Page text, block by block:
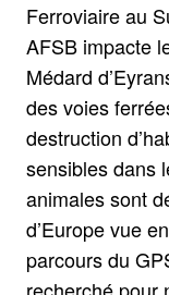
Ferroviaire au
AFSB impacte
Médard
des voies
destruction
sensibles dans
animales sont
d’Europe vue
parcours du